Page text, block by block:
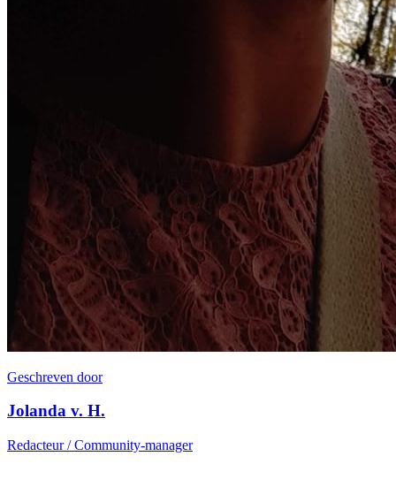
Geschreven door
Jolanda v. H.
Redacteur / Community-manager